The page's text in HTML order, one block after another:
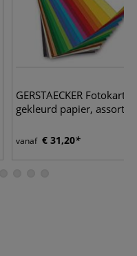
GERSTAECKER
gekleurd papier,
vanaf € 31,20